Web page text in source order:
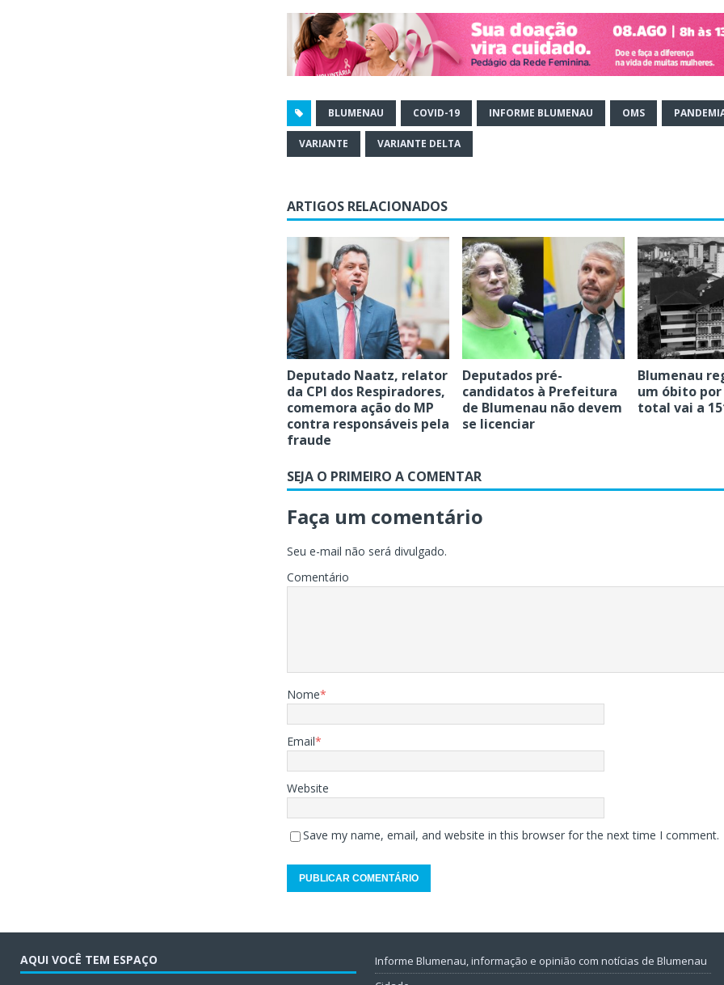
BLUMENAU COVID-19 INFORME BLUMENAU OMS
VARIANTE VARIANTE DELTA
ARTIGOS RELACIONADOS
Deputado Naatz, relator
da CPI dos Respiradores,
comemora ação do MP
contra responsáveis pela
fraude
Deputados pré-
candidatos à Prefeitura
de Blumenau não devem
se licenciar
Blumenau
um óbito por
total vai a
SEJA O PRIMEIRO A COMENTAR
Faça um comentário
Seu e-mail não será divulgado.
Comentário
Nome*
Email*
Website
Save my name, email, and website in this browser for the next time I comment.
AQUI VOCÊ TEM ESPAÇO
Informe Blumenau, informação e opinião com notícias de Blumenau